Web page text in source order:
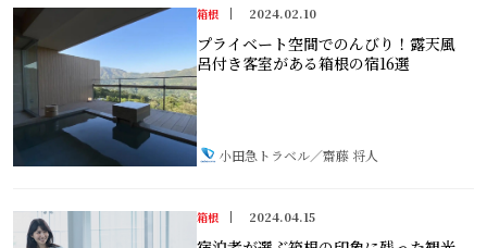
箱根 2024.02.10
プライベート空間でのんびり！露天風
呂付き客室がある箱根の宿16選
小田急トラベル／齋藤 将人
箱根 2024.04.15